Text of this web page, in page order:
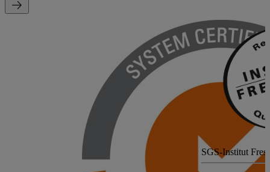
SGS-Institut